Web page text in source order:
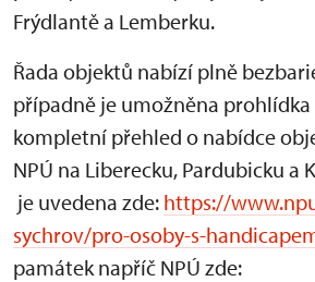
Frýdlantě a Lemberku.
Řada objektů nabízí plně
případně je umožněna
kompletní přehled o nabídce
NPÚ na Liberecku, Pardubicku a
je uvedena zde: https://
sychrov/pro-osoby-s-
památek napříč NPÚ zde: